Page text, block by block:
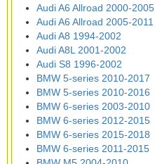
Audi A6 Allroad 2000-2005
Audi A6 Allroad 2005-2011
Audi A8 1994-2002
Audi A8L 2001-2002
Audi S8 1996-2002
BMW 5-series 2010-2017
BMW 5-series 2010-2016
BMW 6-series 2003-2010
BMW 6-series 2012-2015
BMW 6-series 2015-2018
BMW 6-series 2011-2015